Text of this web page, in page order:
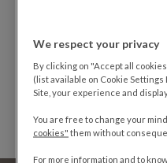
We respect your privacy
By clicking on "Accept all
(list available on Cookie
Site, your experience and
You are free to change your
cookies" them without
For more information and to